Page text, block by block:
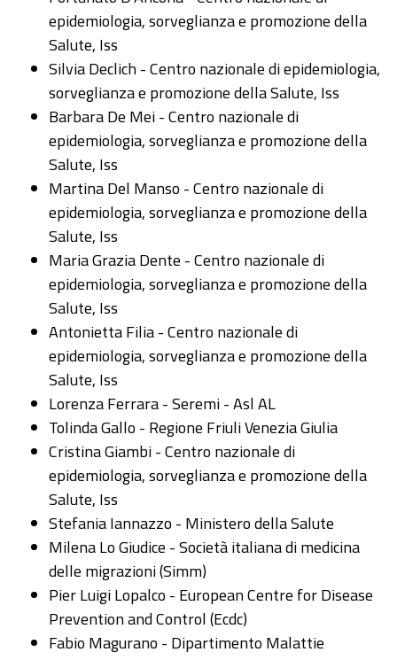
epidemiologia, sorveglianza e promozione della
Salute, Iss
Silvia Declich - Centro nazionale di epidemiologia,
sorveglianza e promozione della Salute, Iss
Barbara De Mei - Centro nazionale di
epidemiologia, sorveglianza e promozione della
Salute, Iss
Martina Del Manso - Centro nazionale di
epidemiologia, sorveglianza e promozione della
Salute, Iss
Maria Grazia Dente - Centro nazionale di
epidemiologia, sorveglianza e promozione della
Salute, Iss
Antonietta Filia - Centro nazionale di
epidemiologia, sorveglianza e promozione della
Salute, Iss
Lorenza Ferrara - Seremi - Asl AL
Tolinda Gallo - Regione Friuli Venezia Giulia
Cristina Giambi - Centro nazionale di
epidemiologia, sorveglianza e promozione della
Salute, Iss
Stefania Iannazzo - Ministero della Salute
Milena Lo Giudice - Società italiana di medicina
delle migrazioni (Simm)
Pier Luigi Lopalco - European Centre for Disease
Prevention and Control (Ecdc)
Fabio Magurano - Dipartimento Malattie